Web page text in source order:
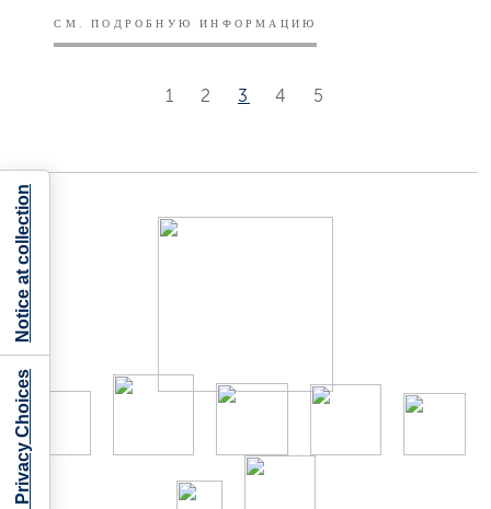
СМ. ПОДРОБНУЮ ИНФОРМАЦИЮ
1 2 3 4 5
Your Privacy Choices
Notice at collection